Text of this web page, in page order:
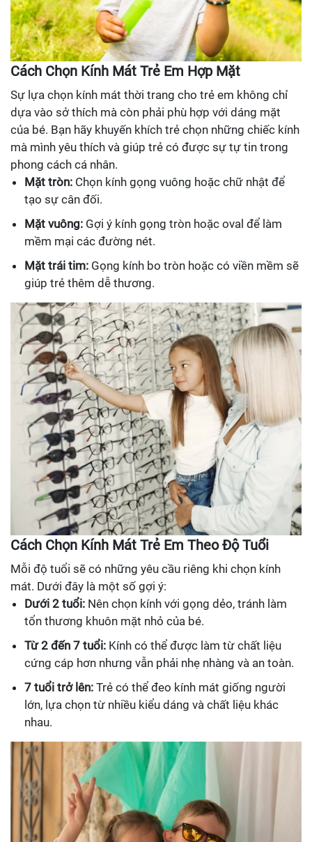
Cách Chọn Kính Mát Trẻ Em Hợp Mặt
Sự lựa chọn kính mát thời trang cho trẻ em không chỉ
dựa vào sở thích mà còn phải phù hợp với dáng mặt
của bé. Bạn hãy khuyến khích trẻ chọn những chiếc kính
mà mình yêu thích và giúp trẻ có được sự tự tin trong
phong cách cá nhân.
Mặt tròn: Chọn kính gọng vuông hoặc chữ nhật để
tạo sự cân đối.
Mặt vuông: Gợi ý kính gọng tròn hoặc oval để làm
mềm mại các đường nét.
Mặt trái tim: Gọng kính bo tròn hoặc có viền mềm sẽ
giúp trẻ thêm dễ thương.
Cách Chọn Kính Mát Trẻ Em Theo Độ Tuổi
Mỗi độ tuổi sẽ có những yêu cầu riêng khi chọn kính
mát. Dưới đây là một số gợi ý:
Dưới 2 tuổi: Nên chọn kính với gọng dẻo, tránh làm
tổn thương khuôn mặt nhỏ của bé.
Từ 2 đến 7 tuổi: Kính có thể được làm từ chất liệu
cứng cáp hơn nhưng vẫn phải nhẹ nhàng và an toàn.
7 tuổi trở lên: Trẻ có thể đeo kính mát giống người
lớn, lựa chọn từ nhiều kiểu dáng và chất liệu khác
nhau.